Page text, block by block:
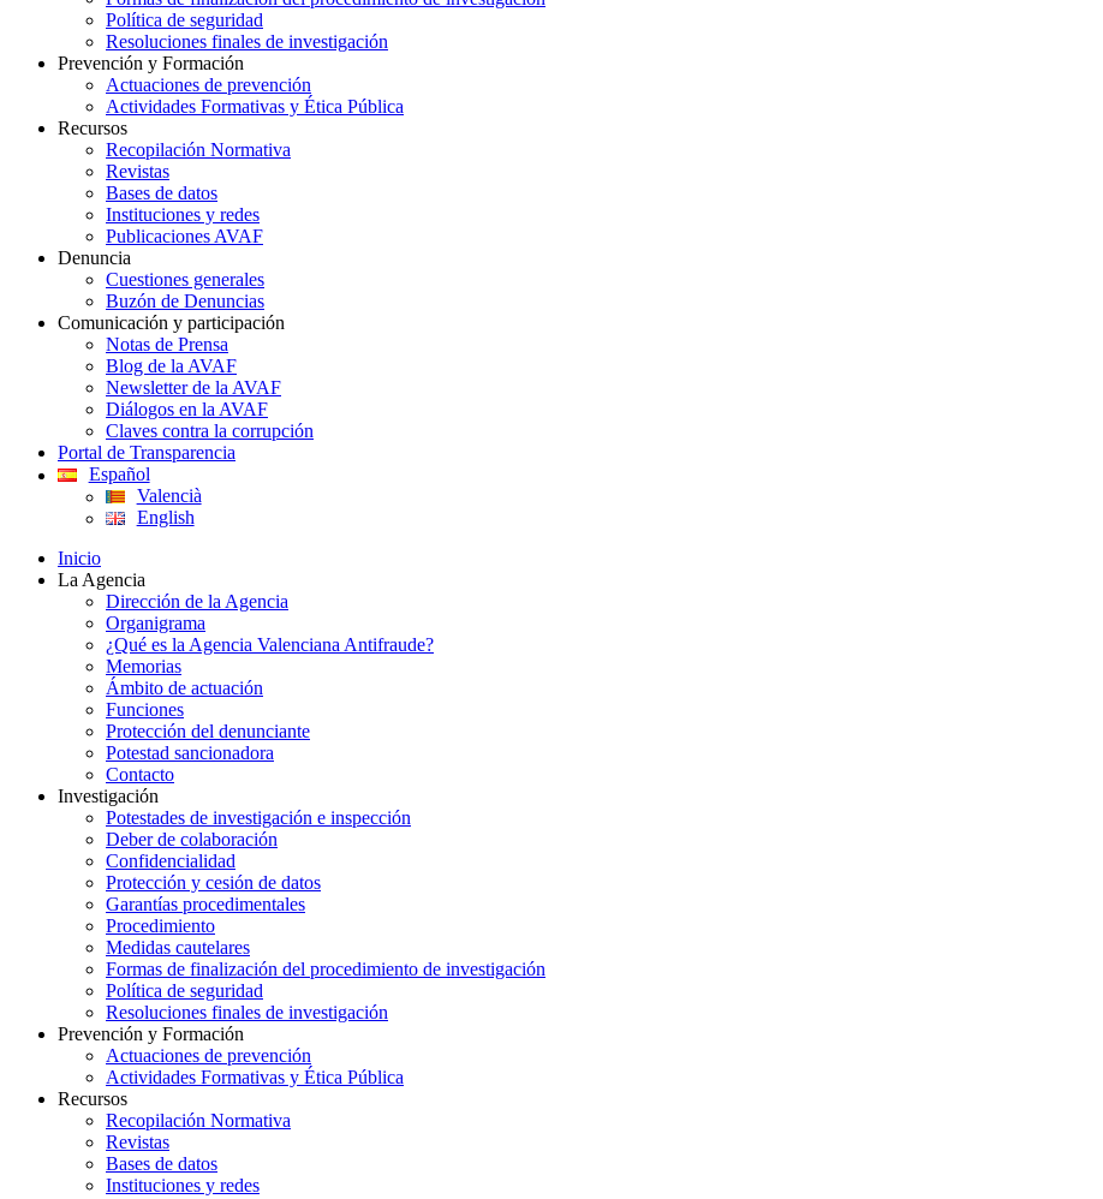
Política de seguridad
Resoluciones finales de investigación
Prevención y Formación
Actuaciones de prevención
Actividades Formativas y Ética Pública
Recursos
Recopilación Normativa
Revistas
Bases de datos
Instituciones y redes
Publicaciones AVAF
Denuncia
Cuestiones generales
Buzón de Denuncias
Comunicación y participación
Notas de Prensa
Blog de la AVAF
Newsletter de la AVAF
Diálogos en la AVAF
Claves contra la corrupción
Portal de Transparencia
Español
Valencià
English
Inicio
La Agencia
Dirección de la Agencia
Organigrama
¿Qué es la Agencia Valenciana Antifraude?
Memorias
Ámbito de actuación
Funciones
Protección del denunciante
Potestad sancionadora
Contacto
Investigación
Potestades de investigación e inspección
Deber de colaboración
Confidencialidad
Protección y cesión de datos
Garantías procedimentales
Procedimiento
Medidas cautelares
Formas de finalización del procedimiento de investigación
Política de seguridad
Resoluciones finales de investigación
Prevención y Formación
Actuaciones de prevención
Actividades Formativas y Ética Pública
Recursos
Recopilación Normativa
Revistas
Bases de datos
Instituciones y redes